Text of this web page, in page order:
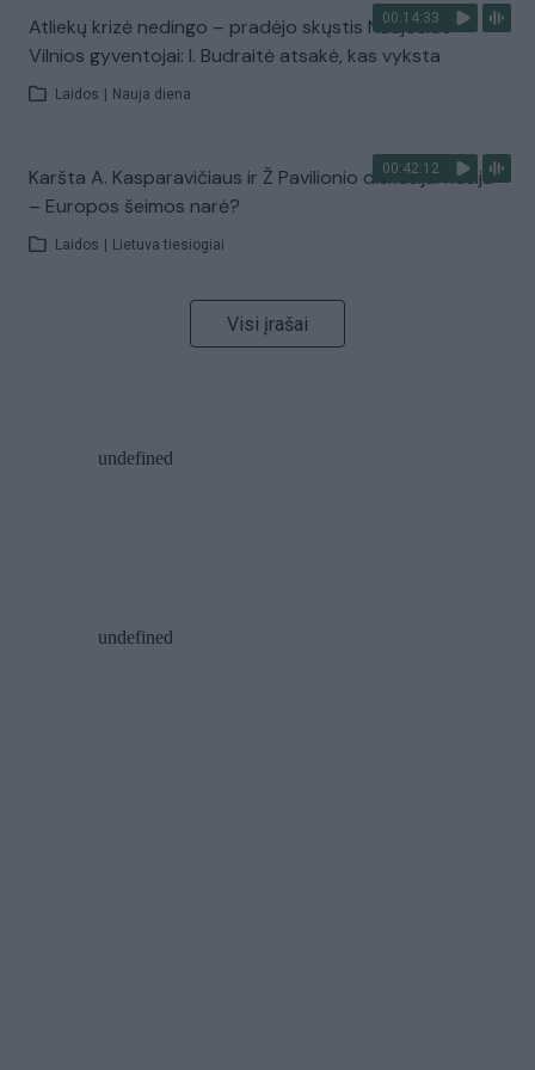
00:14:33
Atliekų krizė nedingo – pradėjo skųstis Naujosios
Vilnios gyventojai: I. Budraitė atsakė, kas vyksta
Laidos Nauja diena
00:42:12
Karšta A. Kasparavičiaus ir Ž Pavilionio diskusija: Rusija
– Europos šeimos narė?
Laidos Lietuva tiesiogiai
Visi įrašai